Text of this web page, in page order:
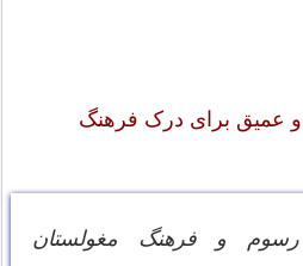
و عمیق برای درک فرهنگ
و فرهنگ مغولستان